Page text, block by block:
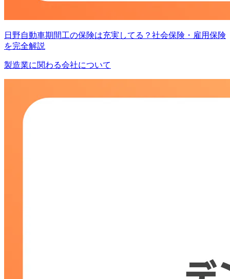
日野自動車期間工の保険は充実してる？社会保険・雇用保険
を完全解説
製造業に関わる会社について